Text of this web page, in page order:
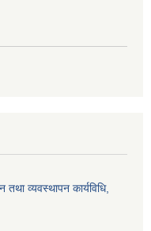
तथा व्यवस्थापन कार्यविधि,